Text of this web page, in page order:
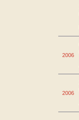
2006
2006